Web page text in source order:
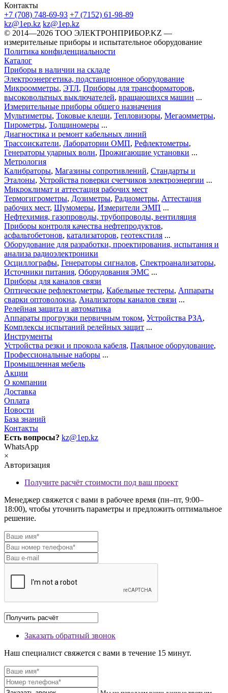
Контакты
+7 (708) 748-69-93 +7 (7152) 61-98-89
kz@1ep.kz kz@1ep.kz
©️ 2014—2026 ТОО ЭЛЕКТРОНПРИБОР.KZ —
измерительные приборы и испытательное оборудование
Политика конфиденциальности
Каталог
Приборы в наличии на складе
Электроэнергетика, подстанционное оборудование
Микроомметры, ЭТЛ, Приборы для трансформаторов,
высоковольтных выключателей, вращающихся машин ...
Измерительные приборы общего назначения
Мультиметры, Токовые клещи, Тепловизоры, Мегаомметры,
Пирометры, Толщиномеры ...
Диагностика и ремонт кабельных линий
Трассоискатели, Лаборатории ОМП, Рефлектометры,
Генераторы ударных волн, Прожигающие установки ...
Метрология
Калибраторы, Магазины сопротивлений, Стандарты и
Эталоны, Устройства поверки счетчиков электроэнергии ...
Микроклимат и аттестация рабочих мест
Термогигрометры, Дозиметры, Радиометры, Аттестация
рабочих мест, Шумомеры, Измерители ЭМП ...
Нефтехимия, газопроводы, трубопроводы, вентиляция
Приборы контроля качества нефтепродуктов,
асфальтобетонов, катализаторов, геотекстиля ...
Оборудование для разработки, проектирования, испытания и
анализа радиоэлектроники
Осциллографы, Генераторы сигналов, Спектроанализаторы,
Источники питания, Оборудования ЭМС ...
Приборы для каналов связи
Оптические рефлектометры, Кабельные тестеры, Аппараты
сварки оптоволокна, Анализаторы каналов связи ...
Релейная защита и автоматика
Аппараты прогрузки первичным током, Устройства РЗА,
Комплексы испытаний релейных защит ...
Инструменты
Устройства резки и прокола кабеля, Паяльное оборудование,
Профессиональные наборы ...
Промышленная мебель
Акции
О компании
Доставка
Оплата
Новости
База знаний
Контакты
Есть вопросы? kz@1ep.kz
WhatsApp
×
Авторизация
Получите расчёт стоимости под ваш проект
Менеджер свяжется с вами в рабочее время (пн–пт, 9:00–
18:00), чтобы уточнить параметры и предложить оптимальное
решение.
Заказать обратный звонок
Наш специалист свяжется с вами в течение 15 минут.